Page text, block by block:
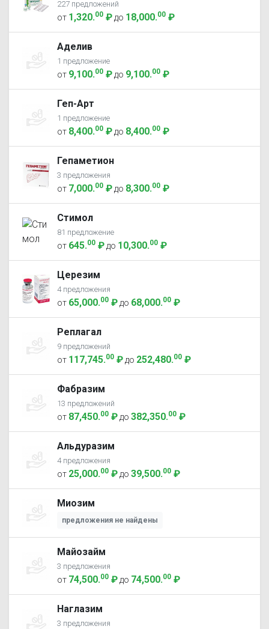
227 предложений
от 1,320.00 ₽ до 18,000.00 ₽
Аделив
1 предложение
от 9,100.00 ₽ до 9,100.00 ₽
Геп-Арт
1 предложение
от 8,400.00 ₽ до 8,400.00 ₽
Гепаметион
3 предложения
от 7,000.00 ₽ до 8,300.00 ₽
Стимол
81 предложение
от 645.00 ₽ до 10,300.00 ₽
Церезим
4 предложения
от 65,000.00 ₽ до 68,000.00 ₽
Реплагал
9 предложений
от 117,745.00 ₽ до 252,480.00 ₽
Фабразим
13 предложений
от 87,450.00 ₽ до 382,350.00 ₽
Альдуразим
4 предложения
от 25,000.00 ₽ до 39,500.00 ₽
Миозим
предложения не найдены
Майозайм
3 предложения
от 74,500.00 ₽ до 74,500.00 ₽
Наглазим
3 предложения